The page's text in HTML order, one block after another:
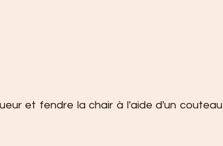
et fendre la chair à l'aide d'un couteau